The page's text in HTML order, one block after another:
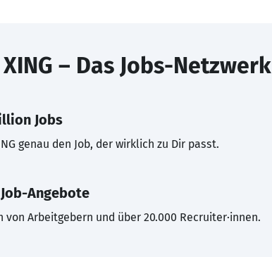
XING – Das Jobs-Netzwerk
Jobs
genau den Job, der wirklich zu Dir passt.
Angebote
von Arbeitgebern und über 20.000 Recruiter·innen.